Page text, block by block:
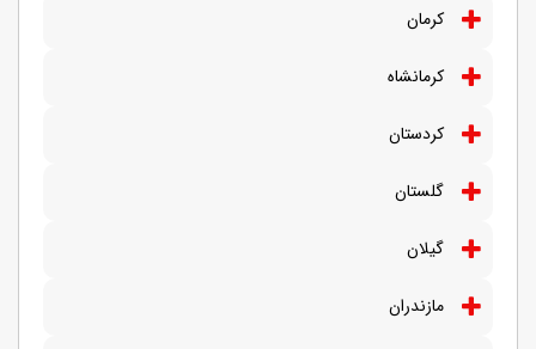
کرمان
کرمانشاه
کردستان
گلستان
گیلان
مازندران